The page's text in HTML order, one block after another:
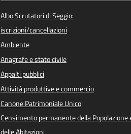
Albo Scrutatori di Seggio:
iscrizioni/cancellazioni
Ambiente
Anagrafe e stato civile
Appalti pubblici
Attività produttive e commercio
Canone Patrimoniale Unico
Censimento permanente della Popolazione